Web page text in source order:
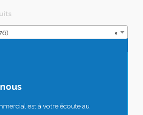
×
est à votre écoute au